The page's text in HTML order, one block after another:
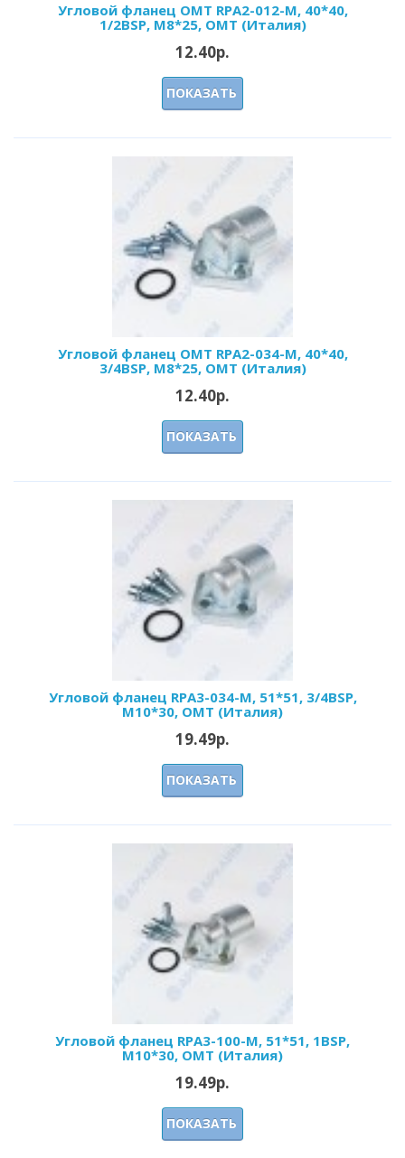
Угловой фланец OMT RPA2-012-M, 40*40,
1/2BSP, М8*25, OMT (Италия)
12.40р.
ПОКАЗАТЬ
Угловой фланец OMT RPA2-034-M, 40*40,
3/4BSP, М8*25, OMT (Италия)
12.40р.
ПОКАЗАТЬ
Угловой фланец RPA3-034-M, 51*51, 3/4BSP,
М10*30, OMT (Италия)
19.49р.
ПОКАЗАТЬ
Угловой фланец RPA3-100-M, 51*51, 1BSP,
М10*30, OMT (Италия)
19.49р.
ПОКАЗАТЬ